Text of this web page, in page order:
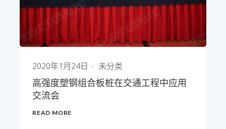
2020年1月24日
未分类
高强度塑钢组合板桩在交通工程中应用
交流会
READ MORE